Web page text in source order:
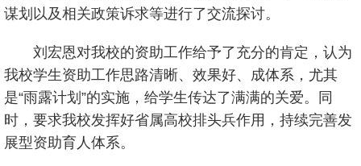
谋划以及相关政策诉求等进行了交流探讨。
刘宏恩对我校的资助工作给予了充分的肯定，认为
我校学生资助工作思路清晰、效果好、成体系，尤其
是“雨露计划”的实施，给学生传达了满满的关爱。同
时，要求我校发挥好省属高校排头兵作用，持续完善发
展型资助育人体系。